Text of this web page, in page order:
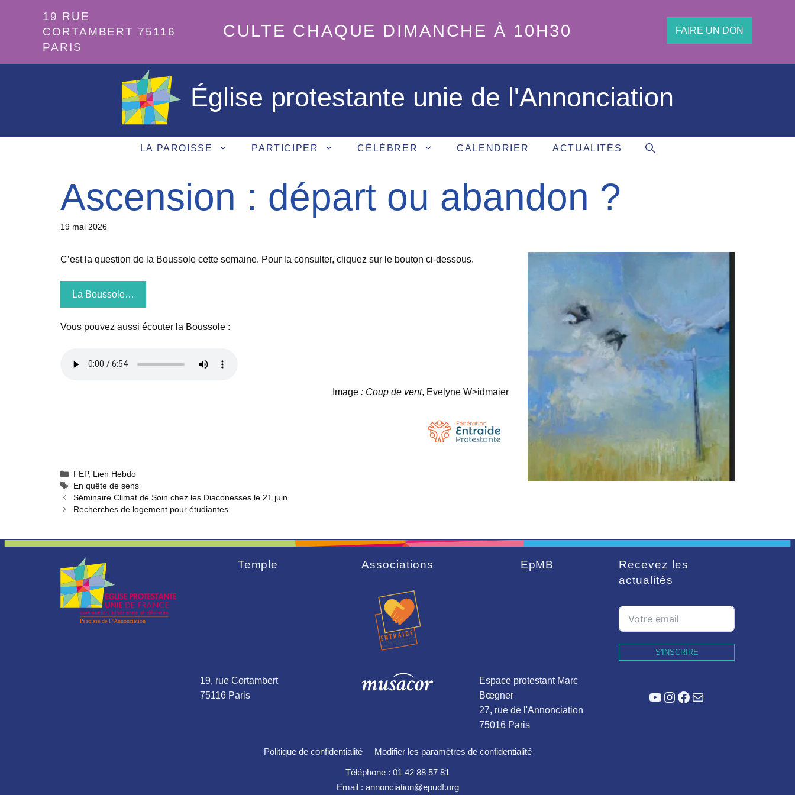
19 RUE
CORTAMBERT 75116
PARIS
CULTE CHAQUE DIMANCHE À 10H30 FAIRE UN DON
Église protestante unie de l'Annonciation
LA PAROISSE PARTICIPER CÉLÉBRER CALENDRIER ACTUALITÉS
Ascension : départ ou abandon ?
19 mai 2026
C’est la question de la Boussole cette semaine. Pour la consulter, cliquez sur le bouton ci-dessous.
La Boussole…
Vous pouvez aussi écouter la Boussole :
Image : Coup de vent, Evelyne W>idmaier
Catégories
FEP,
Lien Hebdo
Étiquettes
En quête de sens
Séminaire Climat de Soin chez les Diaconesses le 21 juin
Recherches de logement pour étudiantes
Temple
19, rue Cortambert
75116 Paris
Associations EpMB
Espace protestant Marc
Bœgner
27, rue de l'Annonciation
75016 Paris
Recevez les
actualités
S'INSCRIRE
YouTube
Instagram
Facebook
E-mail
Politique de confidentialité Modifier les paramètres de confidentialité
Téléphone : 01 42 88 57 81
Email : annonciation@epudf.org